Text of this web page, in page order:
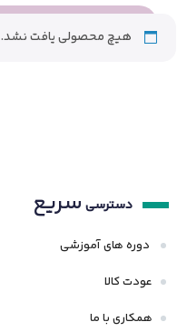
هیچ محصولی یافت نشد.
دسترسی سریع
دوره های آموزشی
عودت کالا
همکاری با ما